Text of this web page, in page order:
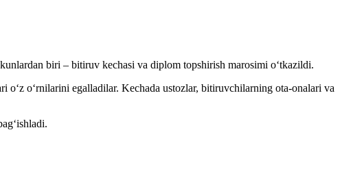
biri – bitiruv kechasi va diplom topshirish marosimi o‘tkazildi.
o‘z o‘rnilarini egalladilar. Kechada ustozlar, bitiruvchilarning ota-onalari va